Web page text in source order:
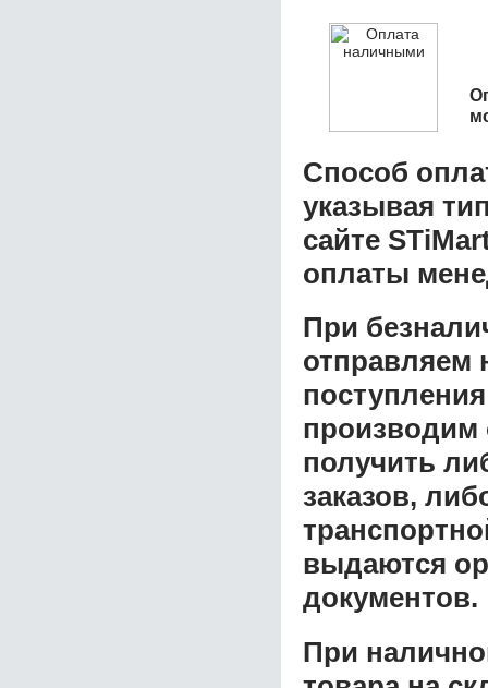
Способ
указывая
сайте
оплаты
При
отправляем
производим
получить
заказов,
выдаются
документов.
При